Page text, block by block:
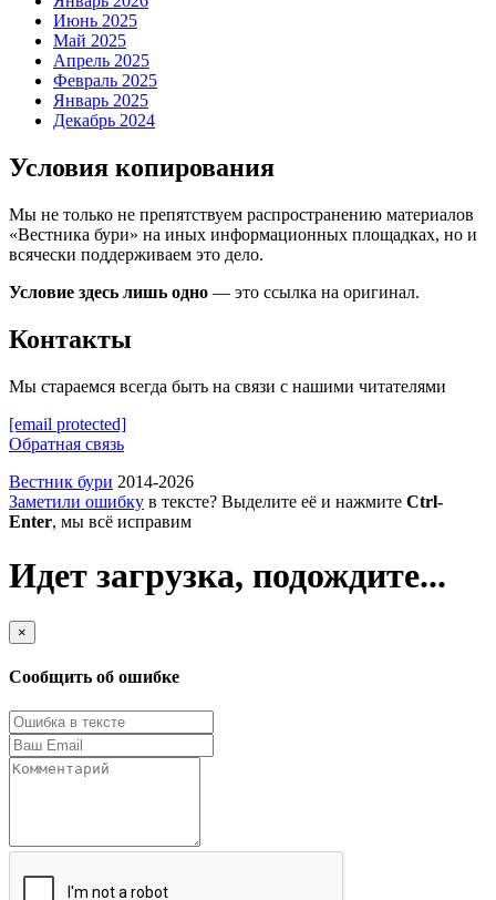
Июнь 2025
Май 2025
Апрель 2025
Февраль 2025
Январь 2025
Декабрь 2024
Условия копирования
Мы не только не препятствуем распространению материалов
«Вестника бури» на иных информационных площадках, но и
всячески поддерживаем это дело.
Условие здесь лишь одно — это ссылка на оригинал.
Контакты
Мы стараемся всегда быть на связи с нашими читателями
[email protected]
Обратная связь
Вестник бури 2014-2026
Заметили ошибку в тексте? Выделите её и нажмите Ctrl-
Enter, мы всё исправим
Идет загрузка, подождите...
×
Сообщить об ошибке